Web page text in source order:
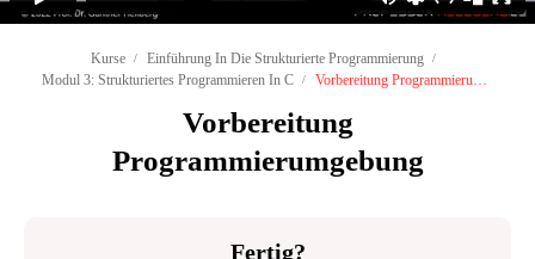
Kurse / Einführung In Die Strukturierte Programmierung /
Modul 3: Strukturiertes Programmieren In C /
Vorbereitung
Programmierumgebung
Fertig?